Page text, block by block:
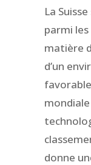
La
parmi
matière
d’un
donne